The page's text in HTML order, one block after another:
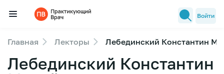
Семинары
Новости медицины
Войти
Главная Лекторы Лебединский Константин
Лебединский Константин